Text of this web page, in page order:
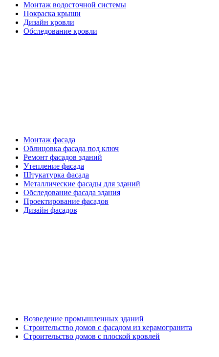
Монтаж водосточной системы
Покраска крыши
Дизайн кровли
Обследование кровли
Монтаж фасада
Облицовка фасада под ключ
Ремонт фасадов зданий
Утепление фасада
Штукатурка фасада
Металлические фасады для зданий
Обследование фасада здания
Проектирование фасадов
Дизайн фасадов
Возведение промышленных зданий
Строительство домов с фасадом из керамогранита
Строительство домов с плоской кровлей